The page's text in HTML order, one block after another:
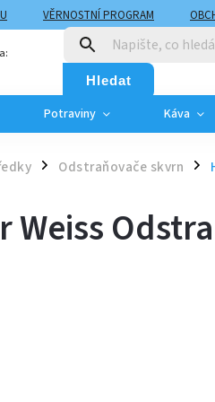
VĚRNOSTNÍ PROGRAM
MOJE OBJEDNÁVKA
Hledat
Potraviny Káva
/ Odstraňovače skvrn /
Weiss